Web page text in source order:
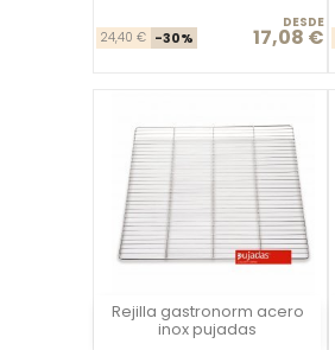
Precio base
24,40 € -30% Precio
DESDE
17,08 €
Rejilla gastronorm acero
inox pujadas 
Vista rápida